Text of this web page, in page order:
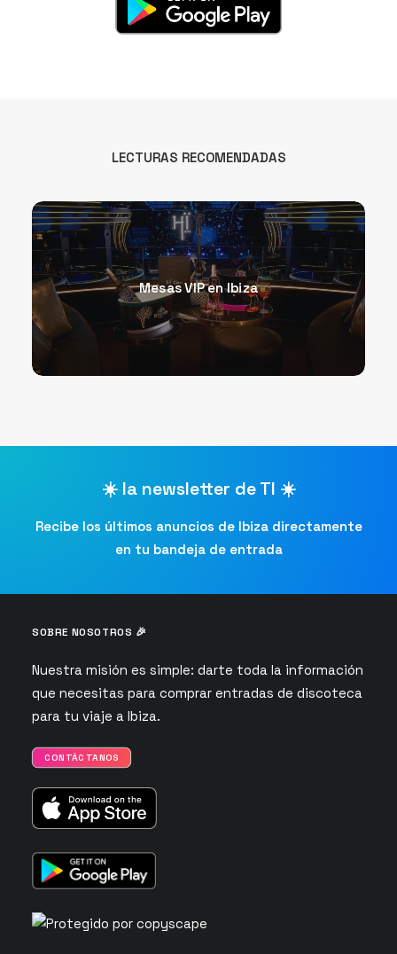
LECTURAS RECOMENDADAS
Mesas VIP en Ibiza
☀️ la newsletter de TI ☀️
Recibe los últimos anuncios de Ibiza directamente
en tu bandeja de entrada
SOBRE NOSOTROS 🎉
Nuestra misión es simple: darte toda la información
que necesitas para comprar entradas de discoteca
para tu viaje a Ibiza.
CONTÁCTANOS